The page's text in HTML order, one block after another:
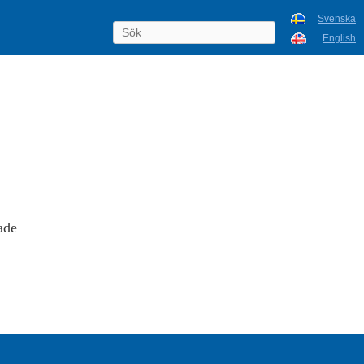
Svenska
English